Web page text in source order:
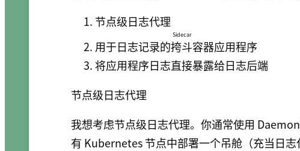
节点级日志代理
用于日志记录的挎斗
Sidecar
容器应用程序
将应用程序日志直接暴露给日志后端
节点级日志代理
我想考虑节点级日志代理。你通常使用
有 Kubernetes 节点中部署一个吊舱（充当日